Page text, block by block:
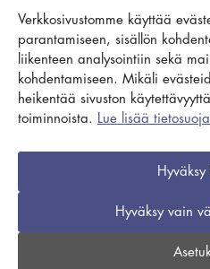
Verkkosivustomme käyttää
parantamiseen, sisällön
liikenteen analysointiin sekä
kohdentamiseen. Mikäli
heikentää sivuston
toiminnoista. Lue lisää
Hyväksy vain
Asiakaspalvelu ja
Ota yhteyttä
Usein kysytyt kysymykset
Yhteydenottolomake
© Kuvaverkko Oy. Kaikki